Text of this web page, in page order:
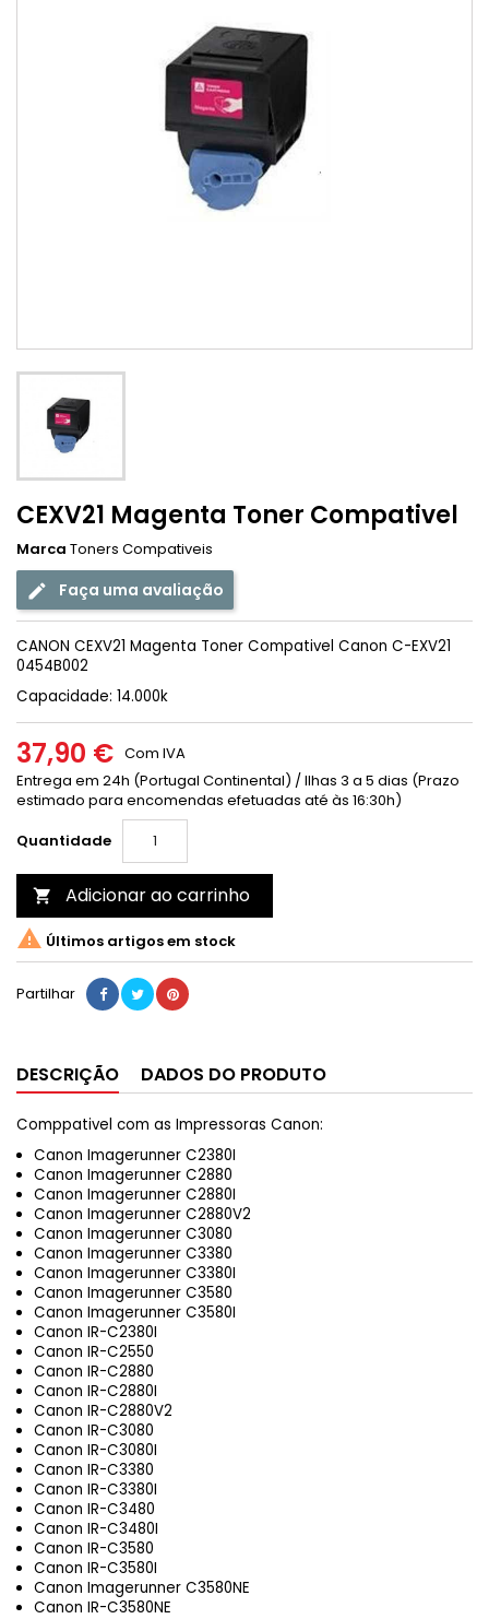
CEXV21 Magenta Toner Compativel
Marca Toners Compativeis
Faça uma avaliação
CANON CEXV21 Magenta Toner Compativel Canon C-EXV21
0454B002
Capacidade: 14.000k
37,90 € Com IVA
Entrega em 24h (Portugal Continental) / Ilhas 3 a 5 dias (Prazo
estimado para encomendas efetuadas até às 16:30h)
Quantidade
 Adicionar ao carrinho
 Últimos artigos em stock
Partilhar
DESCRIÇÃO DADOS DO PRODUTO
Comppativel com as Impressoras Canon:
Canon Imagerunner C2380I
Canon Imagerunner C2880
Canon Imagerunner C2880I
Canon Imagerunner C2880V2
Canon Imagerunner C3080
Canon Imagerunner C3380
Canon Imagerunner C3380I
Canon Imagerunner C3580
Canon Imagerunner C3580I
Canon IR-C2380I
Canon IR-C2550
Canon IR-C2880
Canon IR-C2880I
Canon IR-C2880V2
Canon IR-C3080
Canon IR-C3080I
Canon IR-C3380
Canon IR-C3380I
Canon IR-C3480
Canon IR-C3480I
Canon IR-C3580
Canon IR-C3580I
Canon Imagerunner C3580NE
Canon IR-C3580NE